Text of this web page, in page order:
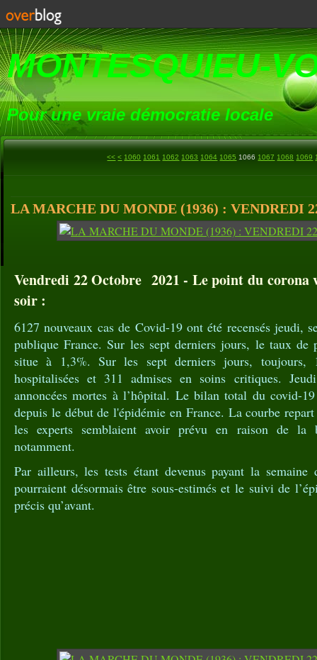
MONTESQUIEU-
Pour une vraie démocratie locale
<< < 1000
1010
1020
1030
1040
1050
1060 1061 1062 1063 1064 1065 1066 1067 1068 1069
LA MARCHE DU MONDE (1936) : VENDREDI
Vendredi 22 Octobre 2021 - Le point du corona
soir :
6127 nouveaux cas de Covid-19 ont été recensés jeudi,
publique France. Sur les sept derniers jours, le taux de
situe à 1,3%. Sur les sept derniers jours, toujours,
hospitalisées et 311 admises en soins critiques.
annoncées mortes à l’hôpital. Le bilan total du covid-
depuis le début de l'épidémie en France. La courbe
les experts semblaient avoir prévu en raison de la
notamment.
Par ailleurs, les tests étant devenus payant la semaine
pourraient désormais être sous-estimés et le suivi de
précis qu’avant.